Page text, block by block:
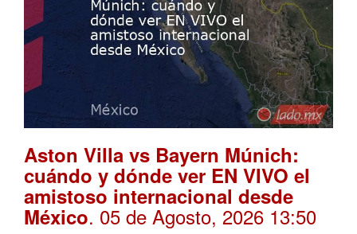
Aston Villa vs Bayern Múnich:
cuándo y dónde ver EN VIVO el
amistoso internacional desde
México. 05 de Agosto, 2026 13:50